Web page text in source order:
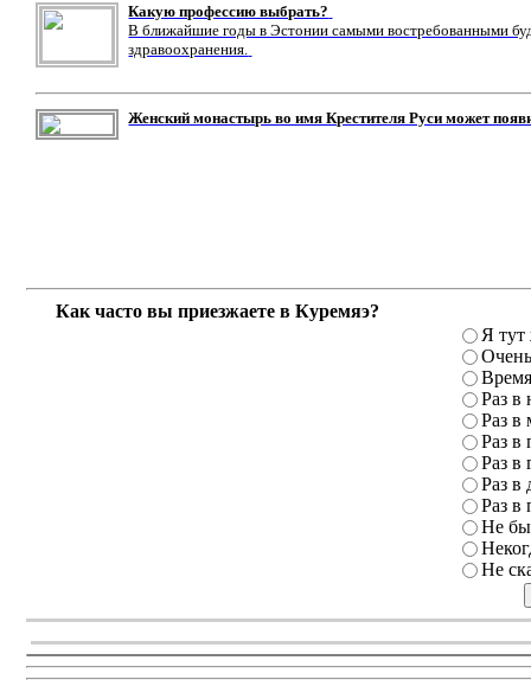
Какую профессию выбрать?
В ближайшие годы в Эстонии самыми востребованными
здравоохранения.
Женский монастырь во имя Крестителя Руси может
Как часто вы приезжаете в Куремяэ?
Я тут
Раз в
Раз в
Раз в
Раз в
Раз в
Раз в
Не
Не